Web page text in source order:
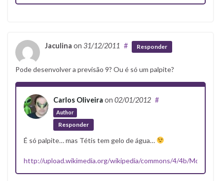
Jaculina on 31/12/2011 # Responder
Pode desenvolver a previsão 9? Ou é só um palpite?
Carlos Oliveira on 02/01/2012
Author
#
Responder
É só palpite… mas Tétis tem gelo de água…
http://upload.wikimedia.org/wikipedia/commons/4/4b/